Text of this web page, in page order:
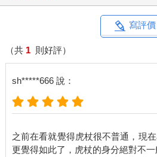
寫評價
（共 1 則好評）
sh*****666 說：
之前在看就覺得虎杖很不普通，現
更覺得如此了，虎杖的身分絕對不一